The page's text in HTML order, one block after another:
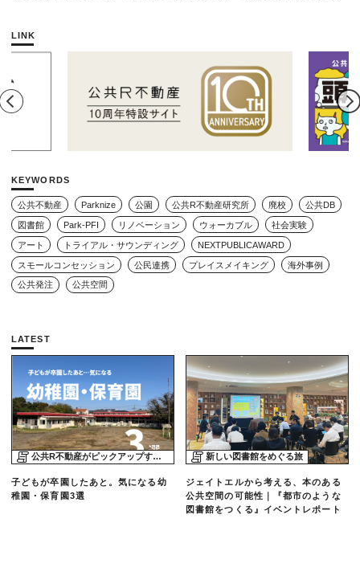
LINK
KEYWORDS
公共不動産 Parknize 公園 公共R不動産研究所 廃校 公共DB
図書館 Park-PFI リノベーション ウォーカブル 社会実験
アート トライアル・サウンディング NEXTPUBLICAWARD
スモールコンセッション 公民連携 プレイスメイキング 海外事例
公共発注 公共空間
LATEST
公共R不動産がピックアップする物件
子どもが卒園したあと。気になる幼
稚園・保育園3選
新しい図書館をめぐる旅
ジェイトエルから考える、本のある
公共空間の可能性｜『都市のような
図書館をつくる』イベントレポート